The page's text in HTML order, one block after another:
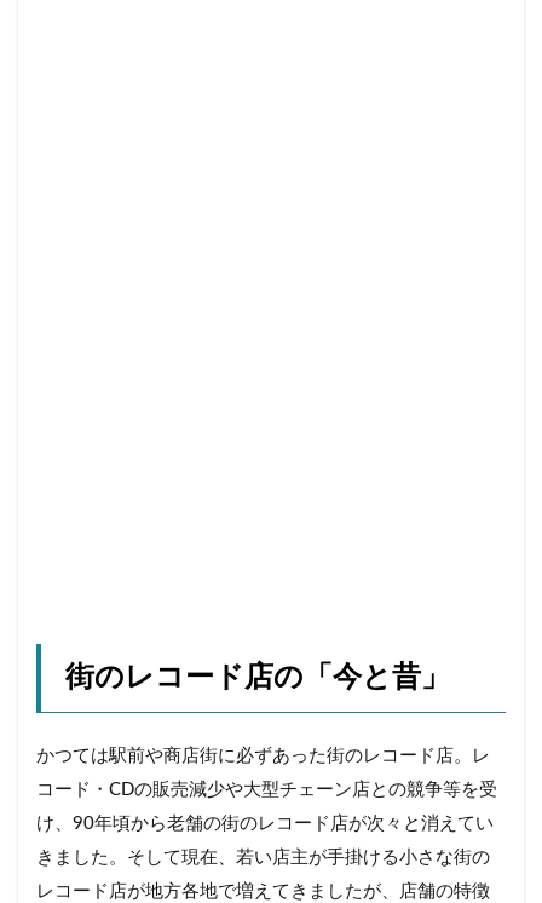
街のレコード店の「今と昔」
かつては駅前や商店街に必ずあった街のレコード店。レ
コード・CDの販売減少や大型チェーン店との競争等を受
け、90年頃から老舗の街のレコード店が次々と消えてい
きました。そして現在、若い店主が手掛ける小さな街の
レコード店が地方各地で増えてきましたが、店舗の特徴